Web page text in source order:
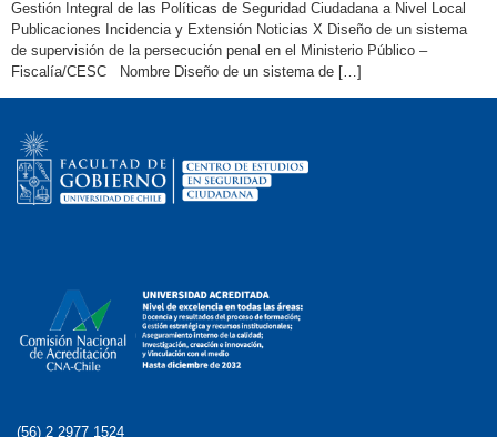
Gestión Integral de las Políticas de Seguridad Ciudadana a Nivel Local
Publicaciones Incidencia y Extensión Noticias X Diseño de un sistema
de supervisión de la persecución penal en el Ministerio Público –
Fiscalía/CESC Nombre Diseño de un sistema de […]
(56) 2 2977 1524